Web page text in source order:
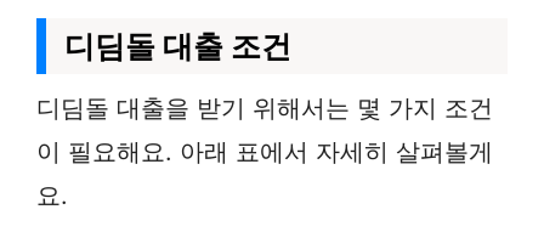
디딤돌 대출 조건
디딤돌 대출을 받기 위해서는 몇 가지 조건
이 필요해요. 아래 표에서 자세히 살펴볼게
요.